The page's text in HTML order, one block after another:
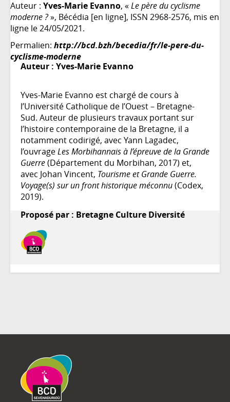
Auteur : Yves-Marie Evanno, «Le père du cyclisme
moderne ?», Bécédia [en ligne], ISSN 2968-2576, mis en
ligne le 24/05/2021.
Permalien: http://bcd.bzh/becedia/fr/le-pere-du-
cyclisme-moderne
Auteur : Yves-Marie Evanno
Yves-Marie Evanno est chargé de cours à
l’Université Catholique de l’Ouest – Bretagne-
Sud. Auteur de plusieurs travaux portant sur
l’histoire contemporaine de la Bretagne, il a
notamment codirigé, avec Yann Lagadec,
l’ouvrageLes Morbihannais à l’épreuve de la Grande
Guerre(Département du Morbihan, 2017) et,
avec Johan Vincent, Tourisme et Grande Guerre.
Voyage(s) sur un front historique méconnu(Codex,
2019).
Proposé par : Bretagne Culture Diversité